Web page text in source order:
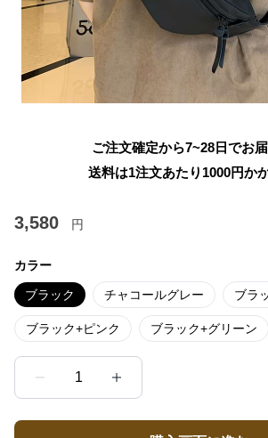
ご注文確定から7~28日でお
送料は1注文あたり 1000円か
3,580 円
カラー
ブラック チャコールグレー ブラ
ブラック+ピンク ブラック+グリーン
1